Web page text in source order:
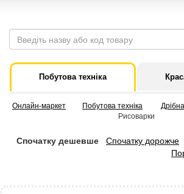
Побутова техніка
Онлайн-маркет Побутова техніка
Рисоварки
Спочатку дешевше Спочатку дорожче